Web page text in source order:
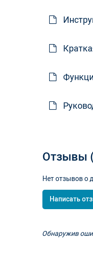
Формат
Отзывы
Нет отзывов о
Написать
Обнаружив